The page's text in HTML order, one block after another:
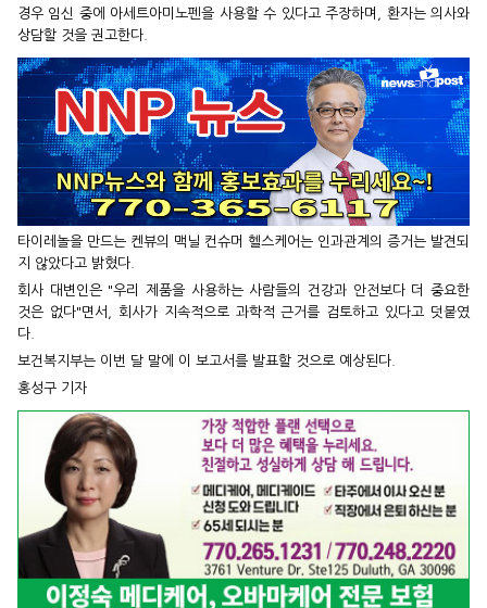
경우 임신 중에 아세트아미노펜을 사용할 수 있다고 주장하며, 환자는 의사와
상담할 것을 권고한다.
타이레놀을 만드는 켄뷰의 맥닐 컨슈머 헬스케어는 인과관계의 증거는 발견되
지 않았다고 밝혔다.
회사 대변인은 "우리 제품을 사용하는 사람들의 건강과 안전보다 더 중요한
것은 없다"면서, 회사가 지속적으로 과학적 근거를 검토하고 있다고 덧붙였
다.
보건복지부는 이번 달 말에 이 보고서를 발표할 것으로 예상된다.
홍성구 기자